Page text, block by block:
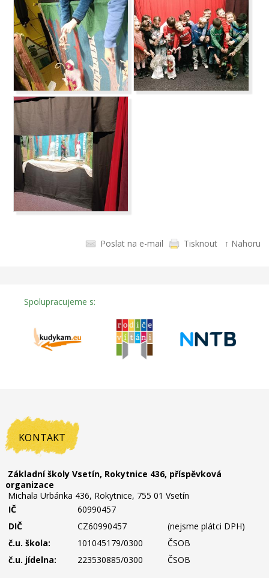
Poslat na e-mail Tisknout ↑ Nahoru
Spolupracujeme s:
KONTAKT
Základní školy Vsetín, Rokytnice 436, příspěvková
organizace
Michala Urbánka 436, Rokytnice, 755 01 Vsetín
IČ
60990457
DIČ
CZ60990457
(nejsme plátci DPH)
č.u. škola:
101045179/0300
ČSOB
č.u. jídelna:
223530885/0300 ČSOB